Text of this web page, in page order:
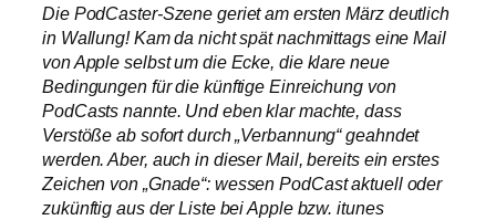
Die PodCaster-Szene geriet am ersten März deutlich
in Wallung! Kam da nicht spät nachmittags eine Mail
von Apple selbst um die Ecke, die klare neue
Bedingungen für die künftige Einreichung von
PodCasts nannte. Und eben klar machte, dass
Verstöße ab sofort durch „Verbannung“ geahndet
werden. Aber, auch in dieser Mail, bereits ein erstes
Zeichen von „Gnade“: wessen PodCast aktuell oder
zukünftig aus der Liste bei Apple bzw. itunes